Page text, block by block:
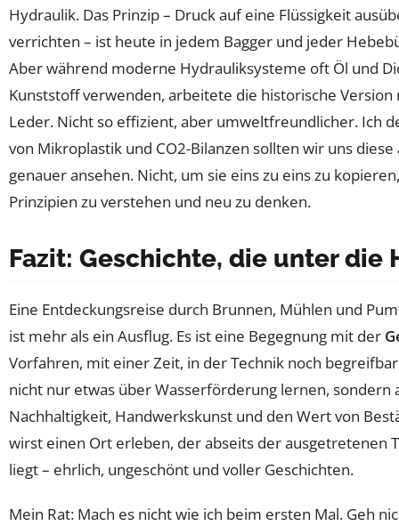
Hydraulik. Das Prinzip – Druck auf eine Flüssigkeit
verrichten – ist heute in jedem Bagger und jeder
Aber während moderne Hydrauliksysteme oft Öl und
Kunststoff verwenden, arbeitete die historische Version
Leder. Nicht so effizient, aber umweltfreundlicher. Ich
von Mikroplastik und CO2-Bilanzen sollten wir uns
genauer ansehen. Nicht, um sie eins zu eins zu
Prinzipien zu verstehen und neu zu denken.
Fazit: Geschichte, die unter die
Eine Entdeckungsreise durch Brunnen, Mühlen und
ist mehr als ein Ausflug. Es ist eine Begegnung mit der
Vorfahren, mit einer Zeit, in der Technik noch
nicht nur etwas über Wasserförderung lernen, sondern
Nachhaltigkeit, Handwerkskunst und den Wert von
wirst einen Ort erleben, der abseits der ausgetretenen
liegt – ehrlich, ungeschönt und voller Geschichten.
Mein Rat: Mach es nicht wie ich beim ersten Mal. Geh